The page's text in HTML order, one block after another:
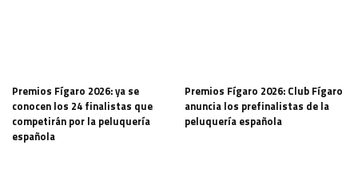
Premios Fígaro 2026: ya se
conocen los 24 finalistas que
competirán por la peluquería
española
Premios Fígaro 2026: Club Fígaro
anuncia los prefinalistas de la
peluquería española